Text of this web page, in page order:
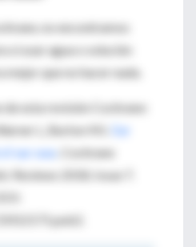
no encontramos
si usar agua o solución
mejor que no hacer nada.
de esta revisión Cochrane:
L, Burton MJ.
Ear
ear wax
. Cochrane
Reviews 2018, Issue 7.